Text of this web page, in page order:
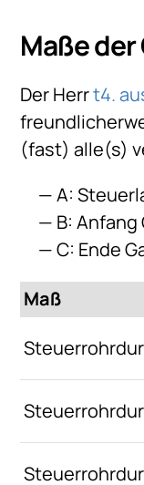
Maße der
Der Herrt4.
(fast) alle(s)
A:
B: Anfang
C: Ende
Maß